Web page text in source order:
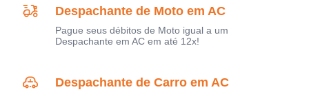
Despachante de Moto em AC
Pague seus débitos de Moto igual a um
Despachante em AC em até 12x!
Despachante de Carro em AC